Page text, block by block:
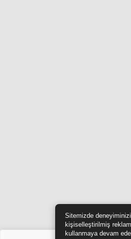
Sitemizde
kişiselleştirilmiş
kullanmaya devam